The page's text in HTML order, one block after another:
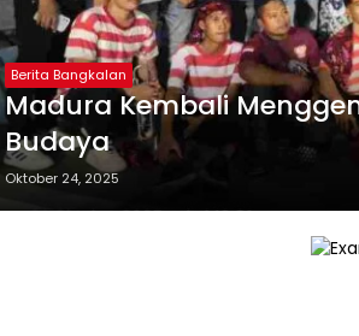
Berita Bangkalan
Madura Kembali
Budaya
Oktober 24, 2025